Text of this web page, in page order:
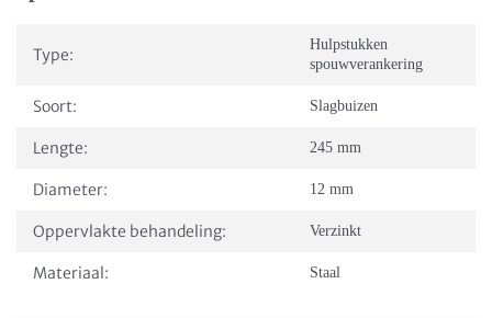
Type:
Hulpstukken
spouwverankering
Soort: Slagbuizen
Lengte: 245 mm
Diameter: 12 mm
Oppervlakte behandeling: Verzinkt
Materiaal: Staal